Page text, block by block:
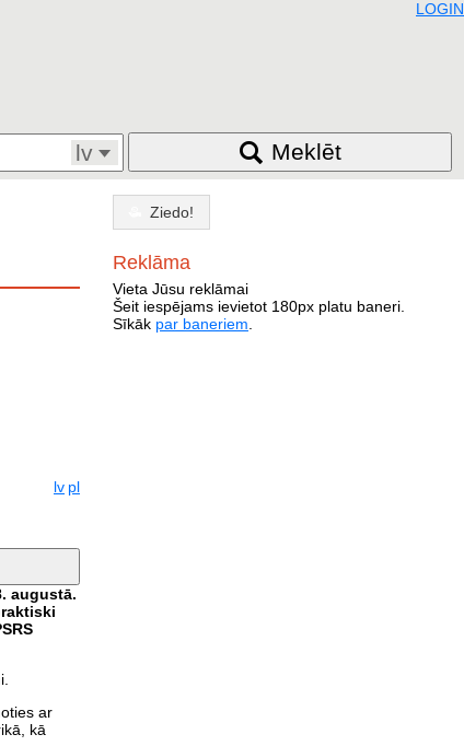
LOGIN
lv Meklēt
lv pl
augustā.
ar
kā
Ziedo!
Reklāma
Vieta Jūsu reklāmai
Šeit iespējams ievietot 180px platu baneri.
Sīkāk par baneriem